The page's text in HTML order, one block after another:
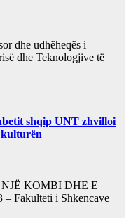
dhe udhëheqës i
dhe Teknologjive të
shqip UNT zhvilloi
KOMBI DHE E
Fakulteti i Shkencave